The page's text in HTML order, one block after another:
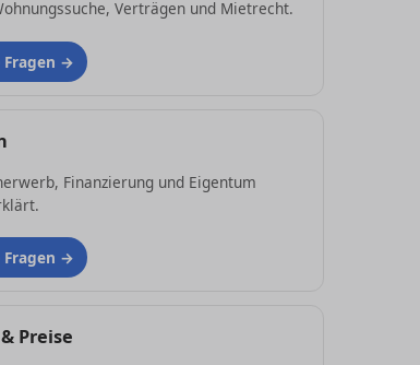
Verträgen und Mietrecht.
Finanzierung und Eigentum
Preise